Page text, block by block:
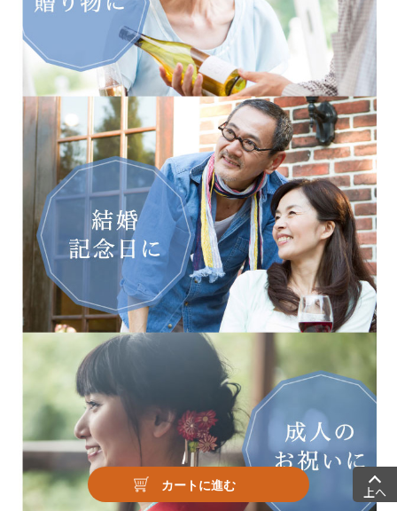
上へ
カートに進む